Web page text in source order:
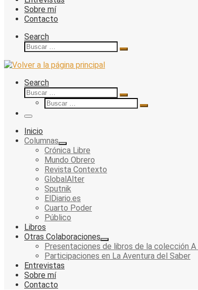
Sobre mí
Contacto
Search
Buscar
Buscar
Search
Buscar
Buscar
…
Buscar
Buscar
Menu
Inicio
Columnas
Crónica Libre
Mundo Obrero
Revista Contexto
GlobalAlter
Sputnik
ElDiario.es
Cuarto Poder
Público
Libros
Otras Colaboraciones
Presentaciones de libros de la colección A
Participaciones en La Aventura del Saber
Entrevistas
Sobre mí
Contacto